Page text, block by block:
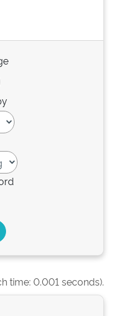
time: 0.001 seconds).